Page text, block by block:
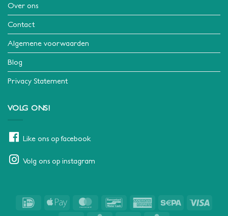
Over ons
Contact
Algemene voorwaarden
Blog
Privacy Statement
VOLG ONS!
Like ons op facebook
Volg ons op instagram
IDeal
Apple
MasterCardBancontact American
Express
Sepa